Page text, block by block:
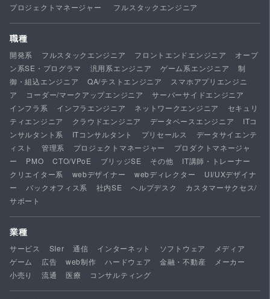
プロジェクトマネージャー
フルスタックエンジニア
職種
開発系 フルスタックエンジニア フロントエンドエンジニア
オープ
ン系SE・プログラマ
汎用系エンジニア ゲーム系エンジニア
制
御・組込エンジニア
QA/テストエンジニア
スマホアプリエンジニ
ア
コーダー/マークアップエンジニア
サーバーサイドエンジニア
インフラ系
インフラエンジニア ネットワークエンジニア
セキュリ
ティエンジニア
クラウドエンジニア データベースエンジニア
ITコ
ンサルタント系
ITコンサルタント プリセールス
データサイエンテ
ィスト
管理系 プロジェクトマネージャー
プロダクトマネージャ
ー
PMO CTO/VPoE ブリッジSE その他
IT講師・トレーナー
クリエイター系
webデザイナー webディレクター
UI/UXデザイナ
ー
バックオフィス系 社内SE ヘルプデスク
カスタマーサクセス/
サポート
業種
サービス SIer 通信 インターネット ソフトウェア
メディア
ゲーム
広告 web制作 ハードウェア 金融・不動産
メーカー
小売り
流通 医療 コンサルティング